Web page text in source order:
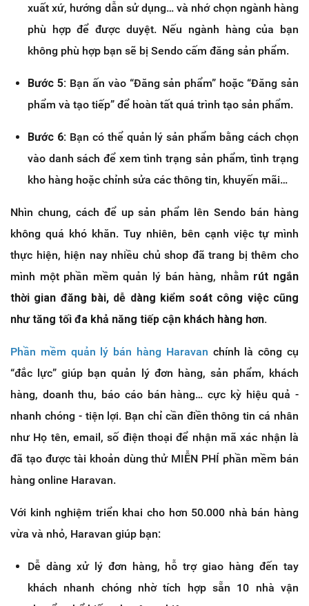
xuất xứ, hướng dẫn sử dụng… và nhớ chọn ngành hàng
phù hợp để được duyệt. Nếu ngành hàng của bạn
không phù hợp bạn sẽ bị Sendo cấm đăng sản phẩm.
Bước 5: Bạn ấn vào “Đăng sản phẩm” hoặc “Đăng sản
phẩm và tạo tiếp” để hoàn tất quá trình tạo sản phẩm.
Bước 6: Bạn có thể quản lý sản phẩm bằng cách chọn
vào danh sách để xem tình trạng sản phẩm, tình trạng
kho hàng hoặc chỉnh sửa các thông tin, khuyến mãi…
Nhìn chung, cách để up sản phẩm lên Sendo bán hàng
không quá khó khăn. Tuy nhiên, bên cạnh việc tự mình
thực hiện, hiện nay nhiều chủ shop đã trang bị thêm cho
mình một phần mềm quản lý bán hàng, nhằm rút ngắn
thời gian đăng bài, dễ dàng kiểm soát công việc cũng
như tăng tối đa khả năng tiếp cận khách hàng hơn.
Phần mềm quản lý bán hàng Haravan chính là công cụ
“đắc lực” giúp bạn quản lý đơn hàng, sản phẩm, khách
hàng, doanh thu, báo cáo bán hàng… cực kỳ hiệu quả -
nhanh chóng - tiện lợi. Bạn chỉ cần điền thông tin cá nhân
như Họ tên, email, số điện thoại để nhận mã xác nhận là
đã tạo được tài khoản dùng thử MIỄN PHÍ phần mềm bán
hàng online Haravan.
Với kinh nghiệm triển khai cho hơn 50.000 nhà bán hàng
vừa và nhỏ, Haravan giúp bạn:
Dễ dàng xử lý đơn hàng, hỗ trợ giao hàng đến tay
khách nhanh chóng nhờ tích hợp sẵn 10 nhà vận